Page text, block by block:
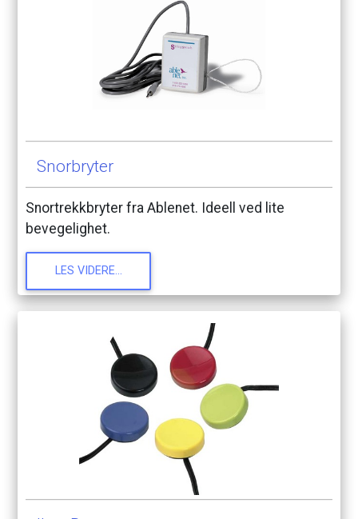
Snorbryter
Snortrekkbryter fra Ablenet. Ideell ved lite
bevegelighet.
LES VIDERE...